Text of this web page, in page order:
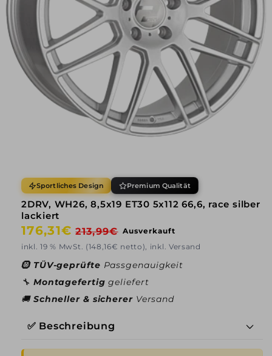
Sportliches Design Premium Qualität
2DRV, WH26, 8,5x19 ET30 5x112 66,6, race silber
lackiert
Normaler
Preis
176,31€ Verkaufspreis
213,99€ Ausverkauft
inkl. 19 % MwSt. (148,16€ netto), inkl. Versand
🛞 TÜV-geprüfte Passgenauigkeit
🔧 Montagefertiggeliefert
🚚 Schneller & sicherer Versand
✅ Beschreibung